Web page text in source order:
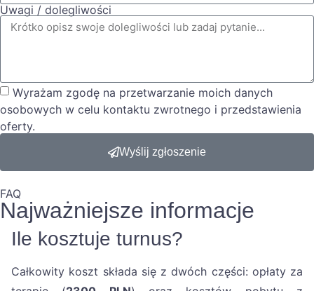
Uwagi / dolegliwości
Wyrażam zgodę na przetwarzanie moich danych
osobowych w celu kontaktu zwrotnego i przedstawienia
oferty.
Wyślij zgłoszenie
FAQ
Najważniejsze informacje
Ile kosztuje turnus?
Całkowity koszt składa się z dwóch części: opłaty za